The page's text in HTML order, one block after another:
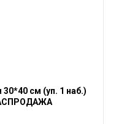
см (уп. 1 наб.)